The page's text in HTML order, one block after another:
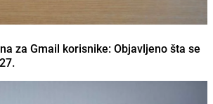
za Gmail korisnike: Objavljeno šta se